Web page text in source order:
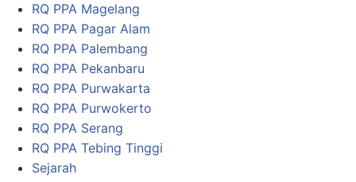
RQ PPA Magelang
RQ PPA Pagar Alam
RQ PPA Palembang
RQ PPA Pekanbaru
RQ PPA Purwakarta
RQ PPA Purwokerto
RQ PPA Serang
RQ PPA Tebing Tinggi
Sejarah